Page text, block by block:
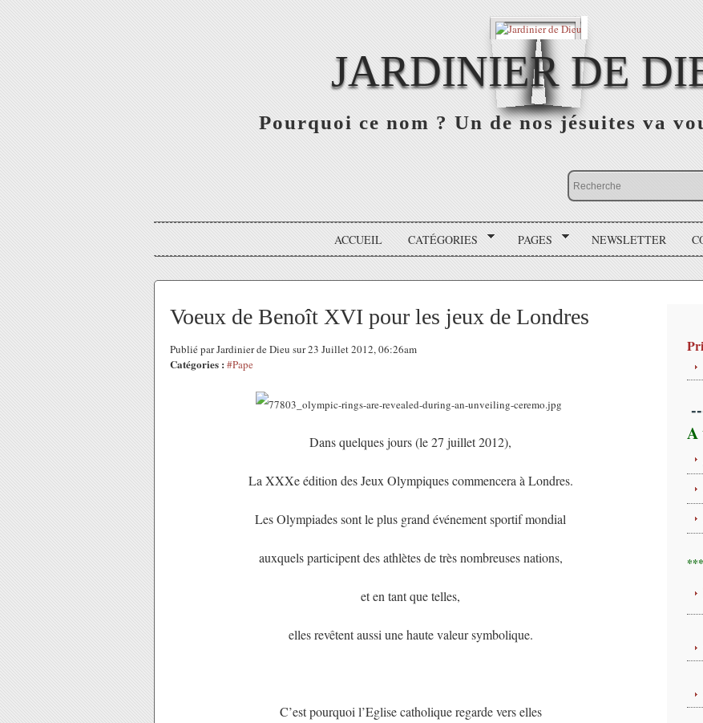
JARDINIER DE
Pourquoi ce nom ? Un de nos jésuites va
ACCUEIL CATÉGORIES PAGES NEWSLETTER
Voeux de Benoît XVI pour les jeux de Londres
Publié par Jardinier de Dieu sur 23 Juillet 2012, 06:26am
Catégories : #Pape
Dans quelques jours (le 27 juillet 2012),
La XXXe édition des Jeux Olympiques commencera à Londres.
Les Olympiades sont le plus grand événement sportif mondial
auxquels participent des athlètes de très nombreuses nations,
et en tant que telles,
elles revêtent aussi une haute valeur symbolique.
C’est pourquoi l’Eglise catholique regarde vers elles
A